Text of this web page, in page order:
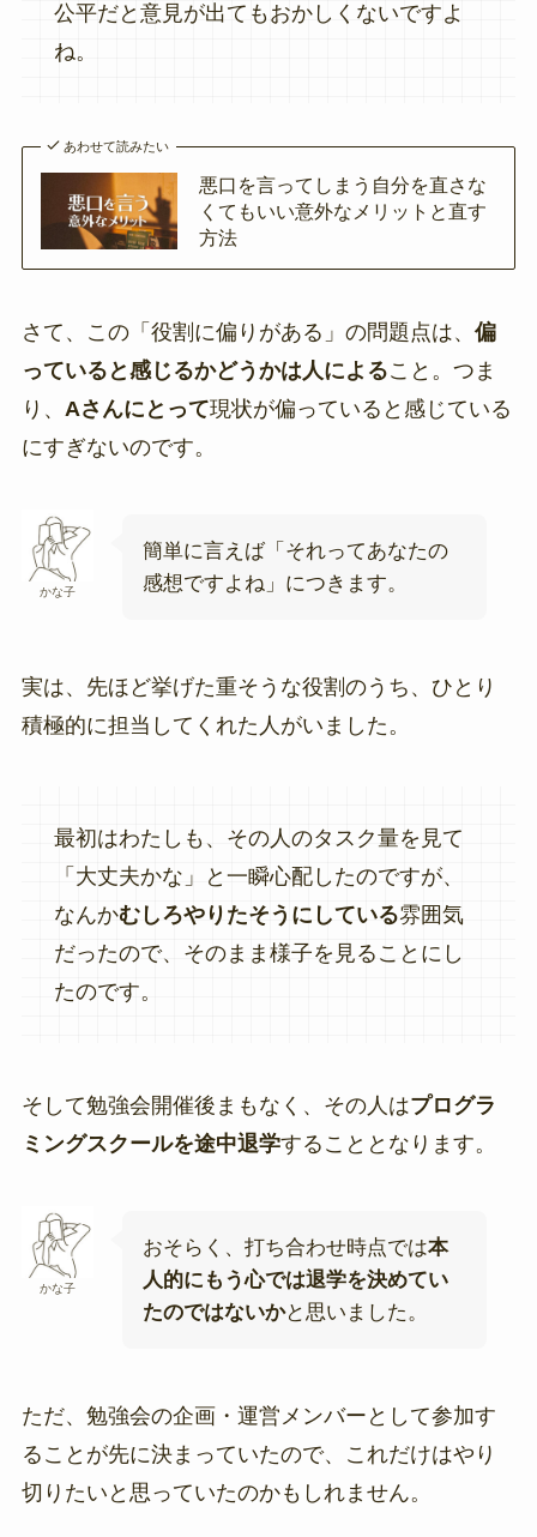
公平だと意見が出てもおかしくないですよ
ね。
あわせて読みたい
悪口を言ってしまう自分を直さな
くてもいい意外なメリットと直す
方法
さて、この「役割に偏りがある」の問題点は、 偏
っていると感じるかどうかは人によること。つま
り、 Aさんにとって現状が偏っていると感じている
にすぎないのです。
かな子
簡単に言えば「それってあなたの
感想ですよね」につきます。
実は、先ほど挙げた重そうな役割のうち、ひとり
積極的に担当してくれた人がいました。
最初はわたしも、その人のタスク量を見て
「大丈夫かな」と一瞬心配したのですが、
なんかむしろやりたそうにしている雰囲気
だったので、そのまま様子を見ることにし
たのです。
そして勉強会開催後まもなく、その人はプログラ
ミングスクールを途中退学することとなります。
かな子
おそらく、打ち合わせ時点では本
人的にもう心では退学を決めてい
たのではないかと思いました。
ただ、勉強会の企画・運営メンバーとして参加す
ることが先に決まっていたので、これだけはやり
切りたいと思っていたのかもしれません。